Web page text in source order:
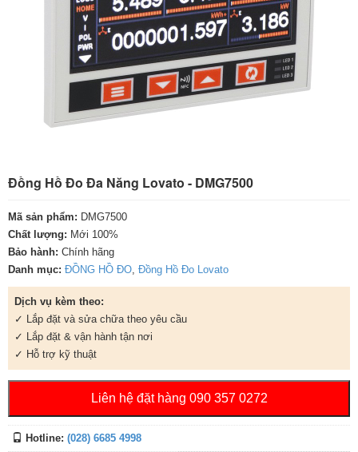
Đồng Hồ Đo Đa Năng Lovato - DMG7500
Mã sản phẩm: DMG7500
Chất lượng: Mới 100%
Bảo hành: Chính hãng
Danh mục: ĐỒNG HỒ ĐO, Đồng Hồ Đo Lovato
Dịch vụ kèm theo:
✓ Lắp đặt và sửa chữa theo yêu cầu
✓ Lắp đặt & vận hành tận nơi
✓ Hỗ trợ kỹ thuật
Liên hệ đặt hàng 090 357 0272
Hotline: (028) 6685 4998